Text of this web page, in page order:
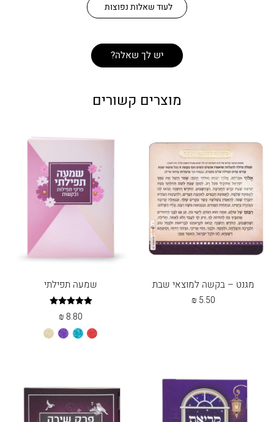
לעוד שאלות נפוצות
יש לך שאלה?
מוצרים קשורים
מגנט – בקשה למוצאי שבת
5.50
₪
שמעה תפילתי
דורג
5.00
מתוך 5
8.80
₪
אדוםטורקיזסגול שמנת